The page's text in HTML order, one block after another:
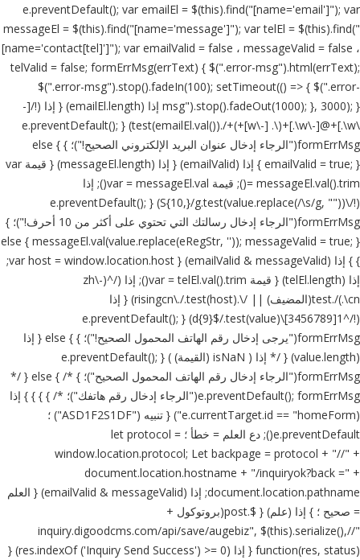
e.preventDefault(); var emailEl = $(this).find("[name='email']"); var
messageEl = $(this).find("[name='message']"); var telEl = $(this).find("
[name='contact[tel]']"); var emailValid = false ، messageValid = false ،
telValid = false; formErrMsg(errText) { $(".error-msg").html(errText);
$(".error-msg").stop().fadeIn(100); setTimeout(() => { $(".error-
msg").stop().fadeOut(1000); }, 3000); } إذا (emailEl.length) { إذا (!/[-
\w\.]+@[-\w\.]+(\. [-\w]+)+/.test(emailEl.val())) { e.preventDefault();
formErrMsg("الرجاء إدخال عنوان البريد الإلكتروني الصحيح!")؛ } else {
emailValid = true; } } إذا (emailValid) { إذا (messageEl.length) { قيمة var
= messageEl.val().trim(); قيمة var = messageEl.val(); إذا
(!/\S{10,}/g.test(value.replace(/\s/g, ""))) { e.preventDefault();
formErrMsg("الرجاء إدخال رسالتك التي تحتوي على أكثر من 10 أحرف!")؛ }
else { messageEl.val(value.replace(eRegStr, '')); messageValid = true; }
} } إذا (emailValid & messageValid) { var host = window.location.host;
إذا (telEl.length) { قيمة var = telEl.val().trim(); إذا (/^(zh\-
cn\.)/.test(المضيف) || /\.risingcn\./.test(host)) { إذا
(!/^1[3456789]\d{9}$/.test(value)) { e.preventDefault();
formErrMsg("يرجى إدخال رقم الهاتف المحمول الصحيح!")؛ } } else { إذا
(value.length) { /* إذا ( isNaN (القيمة) ) { e.preventDefault();
formErrMsg("الرجاء إدخال رقم الهاتف المحمول الصحيح")؛ } */ } else { /*
e.preventDefault(); formErrMsg("الرجاء إدخال رقم هاتفك")؛ */ } } } } إذا
(e.currentTarget.id == "homeForm") { تنبيه ("ASD1F2S1DF") ؛
e.preventDefault(); دع العلم = خطأ ؛ let protocol =
window.location.protocol; Let backpage = protocol + "//" +
document.location.hostname + "/inquiryok?back =" +
document.location.pathname; إذا (emailValid & messageValid) { العلم
= صحيح ؛ } إذا (علم) { $.post(بروتوكول +
"//inquiry.digoodcms.com/api/save/augebiz", $(this).serialize(),
function(res, status) { إذا (res.indexOf ('Inquiry Send Success') >= 0) {